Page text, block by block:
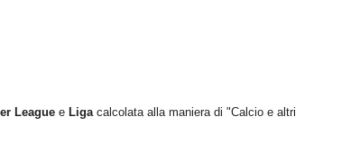
League e Liga calcolata alla maniera di "Calcio e altri